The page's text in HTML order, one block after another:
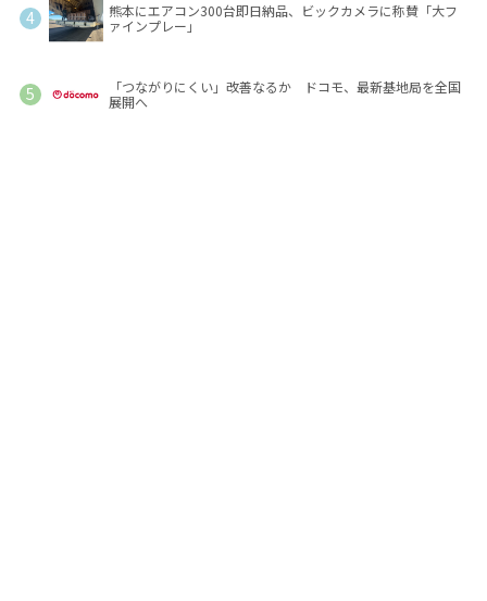
熊本にエアコン300台即日納品、ビックカメラに称賛「大フ
ァインプレー」
「つながりにくい」改善なるか ドコモ、最新基地局を全国
展開へ